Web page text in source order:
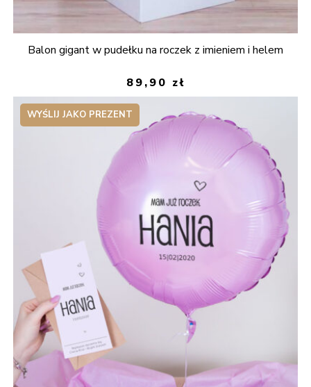
Balon gigant w pudełku na roczek z imieniem i helem
89,90 zł
WYŚLIJ JAKO PREZENT